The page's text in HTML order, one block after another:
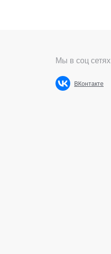
Мы в соц сетях
ВКонтакте